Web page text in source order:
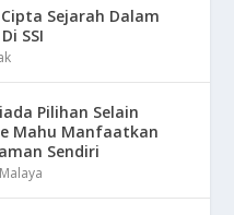
Cipta Sejarah Dalam
SSI
Pilihan Selain
Mahu Manfaatkan
Sendiri